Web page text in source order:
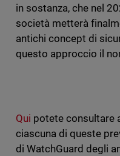
in sostanza, che nel
società metterà
antichi concept di
questo approccio il
Qui potete consultare
ciascuna di queste
di WatchGuard degli